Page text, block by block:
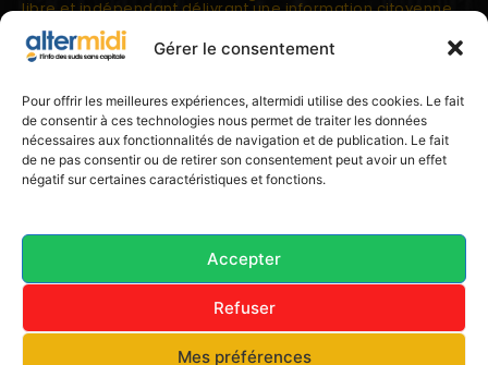
Gérer le consentement
Pour offrir les meilleures expériences, altermidi utilise des cookies. Le fait
de consentir à ces technologies nous permet de traiter les données
nécessaires aux fonctionnalités de navigation et de publication. Le fait
de ne pas consentir ou de retirer son consentement peut avoir un effet
négatif sur certaines caractéristiques et fonctions.
Accepter
Refuser
Mes préférences
libre et indépendant délivrant une information citoyenne
altermidi est ouvert sur les suds, la méditerranée,
l'europe.
altermidi aborde des thématiques globales évaluées à
partir des constats de terrain ou d'analyses à l'échelon
local.
altermidi c'est l'information capitale, sans capitale.
© 2025 altermidi.org - Les amis d'altermidi